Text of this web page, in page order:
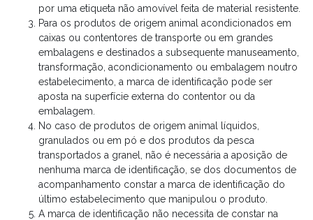
por uma etiqueta não amovível feita de material resistente.
Para os produtos de origem animal acondicionados em
caixas ou contentores de transporte ou em grandes
embalagens e destinados a subsequente manuseamento,
transformação, acondicionamento ou embalagem noutro
estabelecimento, a marca de identificação pode ser
aposta na superfície externa do contentor ou da
embalagem.
No caso de produtos de origem animal líquidos,
granulados ou em pó e dos produtos da pesca
transportados a granel, não é necessária a aposição de
nenhuma marca de identificação, se dos documentos de
acompanhamento constar a marca de identificação do
último estabelecimento que manipulou o produto.
A marca de identificação não necessita de constar na